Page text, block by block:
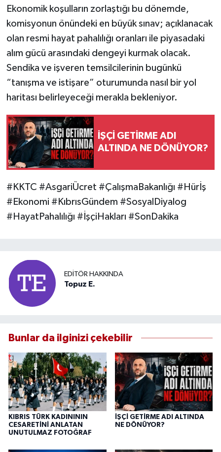
Ekonomik koşulların zorlaştığı bu dönemde,
komisyonun önündeki en büyük sınav; açıklanacak
olan resmi hayat pahalılığı oranları ile piyasadaki
alım gücü arasındaki dengeyi kurmak olacak.
Sendika ve işveren temsilcilerinin bugünkü
“tanışma ve istişare” oturumunda nasıl bir yol
haritası belirleyeceği merakla bekleniyor.
İŞÇİ GETİRME ADI
ALTINDA NE DÖNÜYOR?
#KKTC #AsgariÜcret #ÇalışmaBakanlığı #Hürİş
#Ekonomi #KıbrısGündem #SosyalDiyalog
#HayatPahalılığı #İşçiHakları #SonDakika
EDITÖR HAKKINDA
Topuz E.
Bunlar da ilginizi çekebilir
KIBRIS TÜRK KADINININ
CESARETİNİ ANLATAN
UNUTULMAZ FOTOĞRAF
İŞÇİ GETİRME ADI ALTINDA
NE DÖNÜYOR?